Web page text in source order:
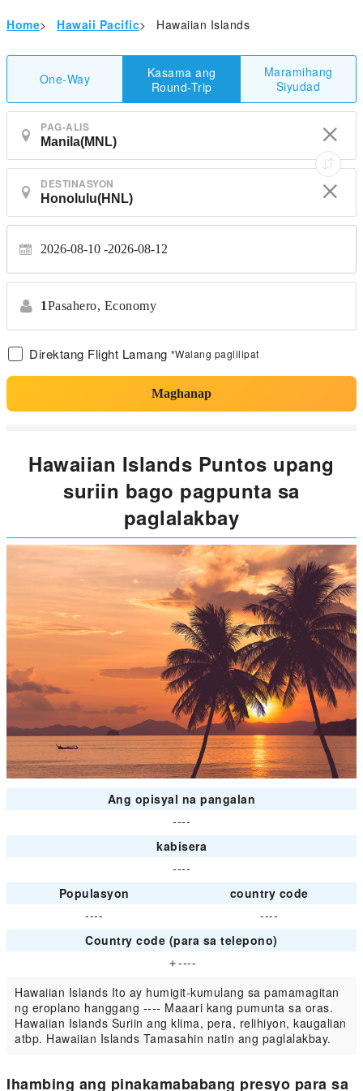
Home> Hawaii Pacific> Hawaiian Islands
One-Way
Kasama ang
Round-Trip
Maramihang
Siyudad
PAG-ALIS
DESTINASYON
2026-08-10 2026-08-12
1Pasahero, Economy
Direktang Flight Lamang *Walang paglilipat
Maghanap
Hawaiian Islands Puntos upang
suriin bago pagpunta sa
paglalakbay
Ang opisyal na pangalan
----
kabisera
----
Populasyon
country code
----
----
Country code (para sa telepono)
＋----
Hawaiian Islands Ito ay humigit-kumulang sa pamamagitan
ng eroplano hanggang ---- Maaari kang pumunta sa oras.
Hawaiian Islands Suriin ang klima, pera, relihiyon, kaugalian
atbp. Hawaiian Islands Tamasahin natin ang paglalakbay.
Ihambing ang pinakamababang presyo para sa